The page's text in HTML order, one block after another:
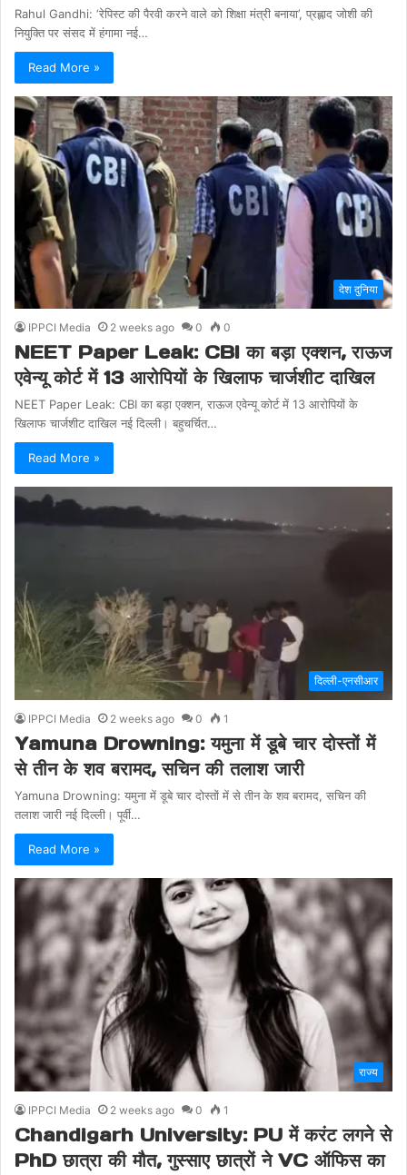
Rahul Gandhi: ‘रेपिस्ट की पैरवी करने वाले को शिक्षा मंत्री बनाया’, प्रह्लाद जोशी की
नियुक्ति पर संसद में हंगामा नई…
Read More »
देश दुनिया
IPPCI Media 2 weeks ago 0 0
NEET Paper Leak: CBI का बड़ा एक्शन, राऊज
एवेन्यू कोर्ट में 13 आरोपियों के खिलाफ चार्जशीट दाखिल
NEET Paper Leak: CBI का बड़ा एक्शन, राऊज एवेन्यू कोर्ट में 13 आरोपियों के
खिलाफ चार्जशीट दाखिल नई दिल्ली। बहुचर्चित…
Read More »
दिल्ली-एनसीआर
IPPCI Media 2 weeks ago 0 1
Yamuna Drowning: यमुना में डूबे चार दोस्तों में
से तीन के शव बरामद, सचिन की तलाश जारी
Yamuna Drowning: यमुना में डूबे चार दोस्तों में से तीन के शव बरामद, सचिन की
तलाश जारी नई दिल्ली। पूर्वी…
Read More »
राज्य
IPPCI Media 2 weeks ago 0 1
Chandigarh University: PU में करंट लगने से
PhD छात्रा की मौत, गुस्साए छात्रों ने VC ऑफिस का